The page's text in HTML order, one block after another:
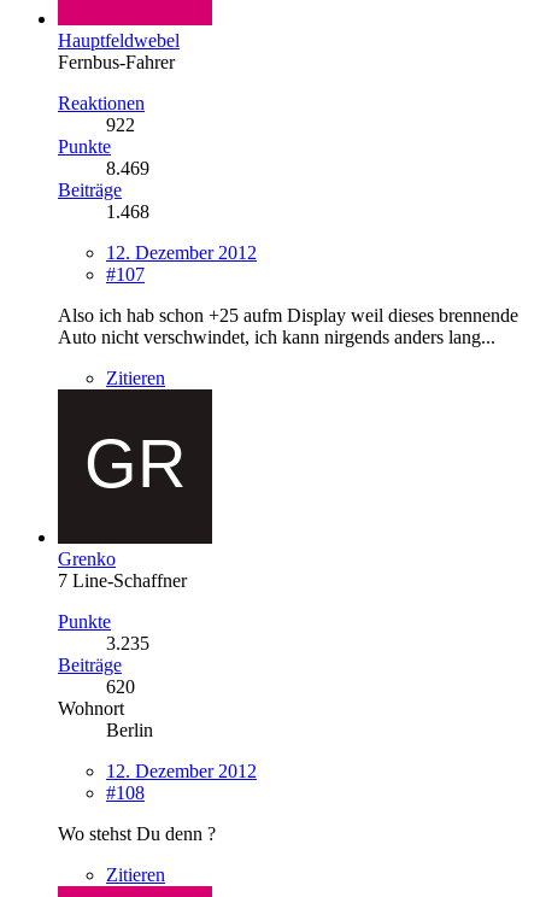
Hauptfeldwebel
Fernbus-Fahrer
Reaktionen
922
Punkte
8.469
Beiträge
1.468
12. Dezember 2012
#107
Also ich hab schon +25 aufm Display weil dieses brennende
Auto nicht verschwindet, ich kann nirgends anders lang...
Zitieren
Grenko
7 Line-Schaffner
Punkte
3.235
Beiträge
620
Wohnort
Berlin
12. Dezember 2012
#108
Wo stehst Du denn ?
Zitieren